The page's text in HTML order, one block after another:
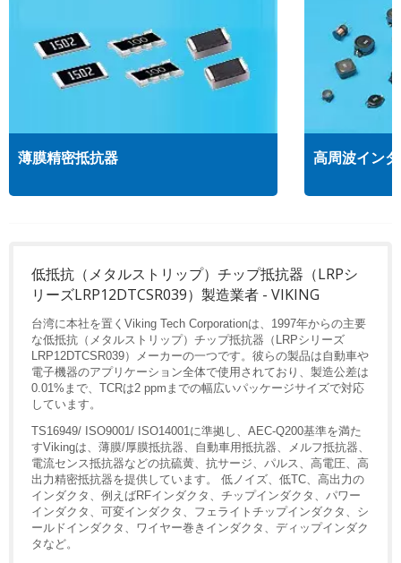
薄膜精密抵抗器 高周波イン
低抵抗（メタルストリップ）チップ抵抗器（LRPシ
リーズLRP12DTCSR039）製造業者 - VIKING
台湾に本社を置くViking Tech Corporationは、1997年からの主要
な低抵抗（メタルストリップ）チップ抵抗器（LRPシリーズ
LRP12DTCSR039）メーカーの一つです。彼らの製品は自動車や
電子機器のアプリケーション全体で使用されており、製造公差は
0.01%まで、TCRは2 ppmまでの幅広いパッケージサイズで対応
しています。
TS16949/ ISO9001/ ISO14001に準拠し、AEC-Q200基準を満た
すVikingは、薄膜/厚膜抵抗器、自動車用抵抗器、メルフ抵抗器、
電流センス抵抗器などの抗硫黄、抗サージ、パルス、高電圧、高
出力精密抵抗器を提供しています。 低ノイズ、低TC、高出力の
インダクタ、例えばRFインダクタ、チップインダクタ、パワー
インダクタ、可変インダクタ、フェライトチップインダクタ、シ
ールドインダクタ、ワイヤー巻きインダクタ、ディップインダク
タなど。